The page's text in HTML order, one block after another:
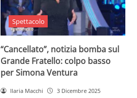
Spettacolo
“Cancellato”, notizia bomba sul
Grande Fratello: colpo basso
per Simona Ventura
Ilaria Macchi 3 Dicembre 2025